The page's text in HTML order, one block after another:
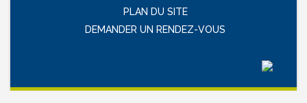
PLAN DU SITE
DEMANDER UN RENDEZ-VOUS